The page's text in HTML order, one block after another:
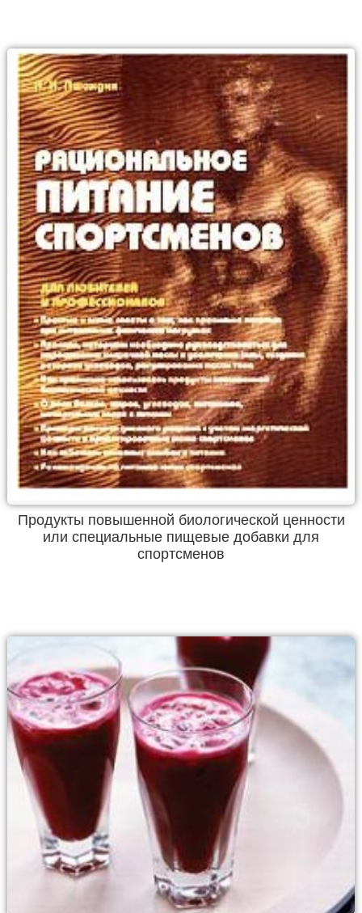
Продукты повышенной биологической ценности
или специальные пищевые добавки для
спортсменов